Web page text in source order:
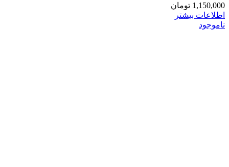
1,150,000 تومان
اطلاعات بیشتر
ناموجود